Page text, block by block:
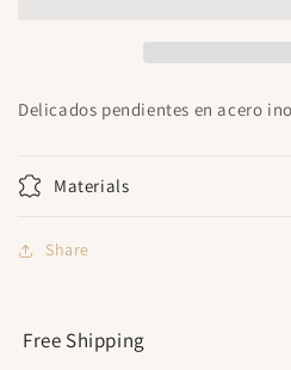
Delicados pendientes en acero
Materials
Share
Free Shipping